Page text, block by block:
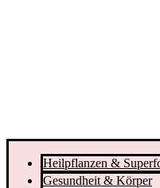
Heilpflanzen &
Gesundheit & Körper